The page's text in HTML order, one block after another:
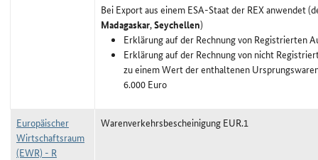
Bei Export aus einem ESA-Staat der REX anwendet
Madagaskar,Seychellen)
Erklärung auf der Rechnung von Registrierten
Erklärung auf der Rechnung von nicht
zu einem Wert der enthaltenen
6.000 Euro
Europäischer
Wirtschaftsraum
(EWR) - R
Warenverkehrsbescheinigung EUR.1